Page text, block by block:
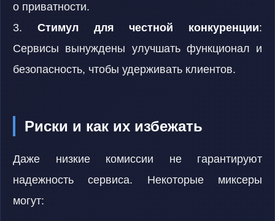
о приватности.
3. Стимул для честной конкуренции:
Сервисы вынуждены улучшать функционал и
безопасность, чтобы удерживать клиентов.
Риски и как их избежать
Даже низкие комиссии не гарантируют
надежность сервиса. Некоторые миксеры
могут: